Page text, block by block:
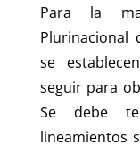
Para la
Plurinacional
se
seguir para
Se debe
lineamientos